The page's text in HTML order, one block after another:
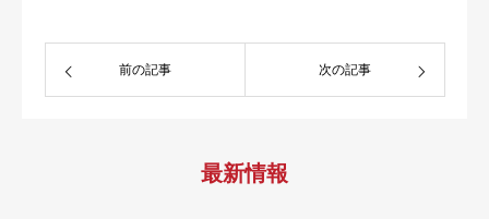
前の記事 次の記事
最新情報